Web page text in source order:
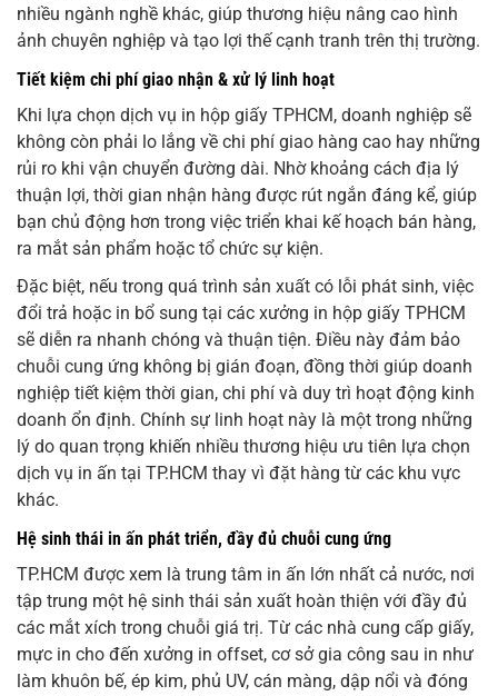
nhiều ngành nghề khác, giúp thương hiệu nâng cao hình
ảnh chuyên nghiệp và tạo lợi thế cạnh tranh trên thị trường.
Tiết kiệm chi phí giao nhận & xử lý linh hoạt
Khi lựa chọn dịch vụ in hộp giấy TPHCM, doanh nghiệp sẽ
không còn phải lo lắng về chi phí giao hàng cao hay những
rủi ro khi vận chuyển đường dài. Nhờ khoảng cách địa lý
thuận lợi, thời gian nhận hàng được rút ngắn đáng kể, giúp
bạn chủ động hơn trong việc triển khai kế hoạch bán hàng,
ra mắt sản phẩm hoặc tổ chức sự kiện.
Đặc biệt, nếu trong quá trình sản xuất có lỗi phát sinh, việc
đổi trả hoặc in bổ sung tại các xưởng in hộp giấy TPHCM
sẽ diễn ra nhanh chóng và thuận tiện. Điều này đảm bảo
chuỗi cung ứng không bị gián đoạn, đồng thời giúp doanh
nghiệp tiết kiệm thời gian, chi phí và duy trì hoạt động kinh
doanh ổn định. Chính sự linh hoạt này là một trong những
lý do quan trọng khiến nhiều thương hiệu ưu tiên lựa chọn
dịch vụ in ấn tại TP.HCM thay vì đặt hàng từ các khu vực
khác.
Hệ sinh thái in ấn phát triển, đầy đủ chuỗi cung ứng
TP.HCM được xem là trung tâm in ấn lớn nhất cả nước, nơi
tập trung một hệ sinh thái sản xuất hoàn thiện với đầy đủ
các mắt xích trong chuỗi giá trị. Từ các nhà cung cấp giấy,
mực in cho đến xưởng in offset, cơ sở gia công sau in như
làm khuôn bế, ép kim, phủ UV, cán màng, dập nổi và đóng